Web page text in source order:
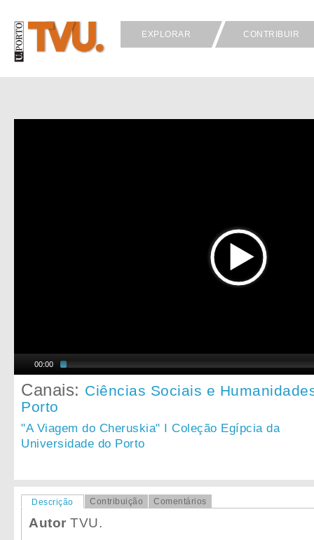
EXPLORAR CONTRIBUIR
00:00
Canais: Ciências Sociais e
Porto
"A Viagem do Cheruskia" I Coleção Egípcia da
Universidade do Porto
Descrição Contribuição Comentários
Autor TVU.